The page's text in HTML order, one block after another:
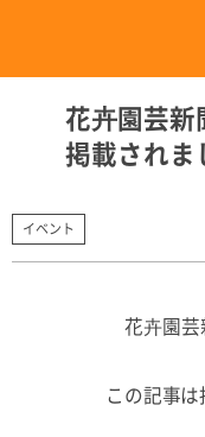
花卉園芸新
掲載されま
イベント
花卉園
この記事は